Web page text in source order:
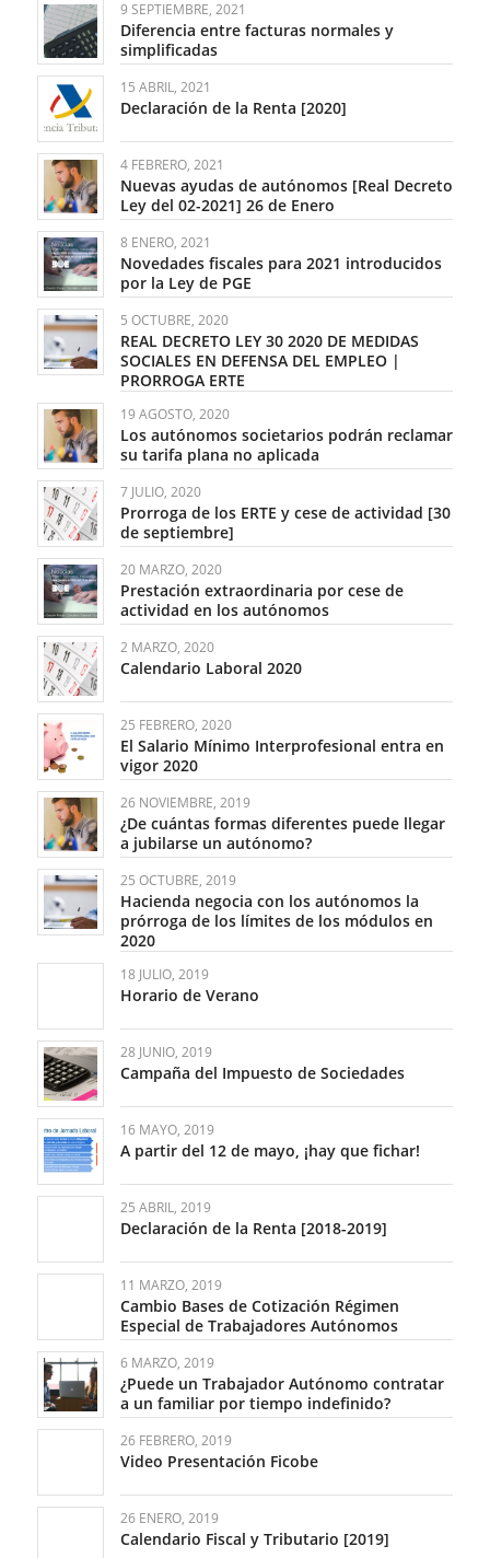
9 SEPTIEMBRE, 2021
Diferencia entre facturas normales y
simplificadas
15 ABRIL, 2021
Declaración de la Renta [2020]
4 FEBRERO, 2021
Nuevas ayudas de autónomos [Real Decreto
Ley del 02-2021] 26 de Enero
8 ENERO, 2021
Novedades fiscales para 2021 introducidos
por la Ley de PGE
5 OCTUBRE, 2020
REAL DECRETO LEY 30 2020 DE MEDIDAS
SOCIALES EN DEFENSA DEL EMPLEO |
PRORROGA ERTE
19 AGOSTO, 2020
Los autónomos societarios podrán reclamar
su tarifa plana no aplicada
7 JULIO, 2020
Prorroga de los ERTE y cese de actividad [30
de septiembre]
20 MARZO, 2020
Prestación extraordinaria por cese de
actividad en los autónomos
2 MARZO, 2020
Calendario Laboral 2020
25 FEBRERO, 2020
El Salario Mínimo Interprofesional entra en
vigor 2020
26 NOVIEMBRE, 2019
¿De cuántas formas diferentes puede llegar
a jubilarse un autónomo?
25 OCTUBRE, 2019
Hacienda negocia con los autónomos la
prórroga de los límites de los módulos en
2020
18 JULIO, 2019
Horario de Verano
28 JUNIO, 2019
Campaña del Impuesto de Sociedades
16 MAYO, 2019
A partir del 12 de mayo, ¡hay que fichar!
25 ABRIL, 2019
Declaración de la Renta [2018-2019]
11 MARZO, 2019
Cambio Bases de Cotización Régimen
Especial de Trabajadores Autónomos
6 MARZO, 2019
¿Puede un Trabajador Autónomo contratar
a un familiar por tiempo indefinido?
26 FEBRERO, 2019
Video Presentación Ficobe
26 ENERO, 2019
Calendario Fiscal y Tributario [2019]